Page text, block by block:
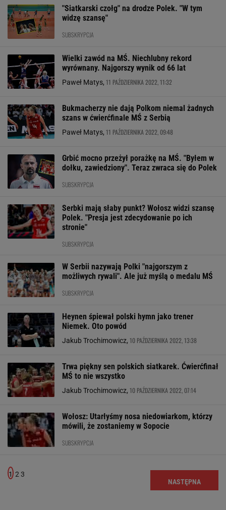
"Siatkarski czołg" na drodze Polek. "W tym
widzę szansę"
SUBSKRYPCJA
Wielki zawód na MŚ. Niechlubny rekord
wyrównany. Najgorszy wynik od 66 lat
Paweł Matys, 11 PAŹDZIERNIKA 2022, 11:32
Bukmacherzy nie dają Polkom niemal żadnych
szans w ćwierćfinale MŚ z Serbią
Paweł Matys, 11 PAŹDZIERNIKA 2022, 09:48
Grbić mocno przeżył porażkę na MŚ. "Byłem w
dołku, zawiedziony". Teraz zwraca się do Polek
SUBSKRYPCJA
Serbki mają słaby punkt? Wołosz widzi szansę
Polek. "Presja jest zdecydowanie po ich
stronie"
SUBSKRYPCJA
W Serbii nazywają Polki "najgorszym z
możliwych rywali". Ale już myślą o medalu MŚ
SUBSKRYPCJA
Heynen śpiewał polski hymn jako trener
Niemek. Oto powód
Jakub Trochimowicz, 10 PAŹDZIERNIKA 2022, 13:38
Trwa piękny sen polskich siatkarek. Ćwierćfinał
MŚ to nie wszystko
Jakub Trochimowicz, 10 PAŹDZIERNIKA 2022, 07:14
Wołosz: Utarłyśmy nosa niedowiarkom, którzy
mówili, że zostaniemy w Sopocie
SUBSKRYPCJA
1 2 3
NASTĘPNA